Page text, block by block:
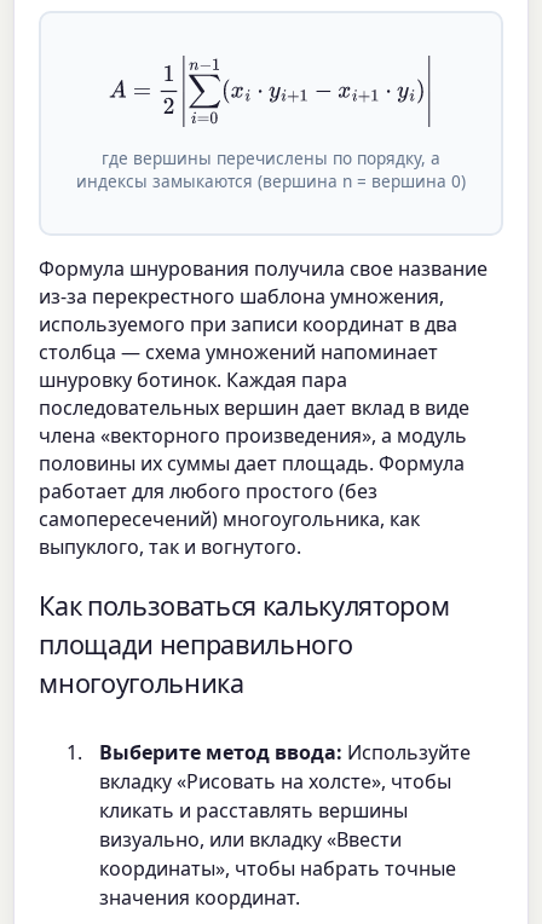
12 ∑i=0 n
где вершины перечислены по порядку, а
индексы замыкаются (вершина n = вершина 0)
Формула шнурования получила свое название
из-за перекрестного шаблона умножения,
используемого при записи координат в два
столбца — схема умножений напоминает
шнуровку ботинок. Каждая пара
последовательных вершин дает вклад в виде
члена «векторного произведения», а модуль
половины их суммы дает площадь. Формула
работает для любого простого (без
самопересечений) многоугольника, как
выпуклого, так и вогнутого.
Как пользоваться калькулятором
площади неправильного
многоугольника
Выберите метод ввода: Используйте
вкладку «Рисовать на холсте», чтобы
кликать и расставлять вершины
визуально, или вкладку «Ввести
координаты», чтобы набрать точные
значения координат.